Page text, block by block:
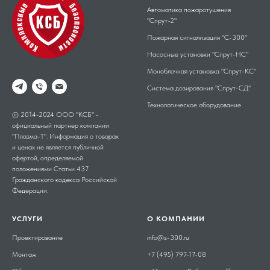
© 2014-2024 ООО "КСБ" -
официальный партнер компании
"Плазма-Т". Информация о товарах
и ценах не является публичной
офертой, определяемой
положениями Статьи 437
Гражданского кодекса Российской
Федерации.
Автоматика пожаротушения
"Спрут-2"
Пожарная сигнализация "С-300"
Насосные установки "Спрут-НС"
Моноблочная установка "Спрут-КС"
Система дозирования "Спрут-СД"
Технологическое оборудование
УСЛУГИ
Проектирование
Монтаж
О КОМПАНИИ
info@s-300.ru
+7 (495) 797-17-08